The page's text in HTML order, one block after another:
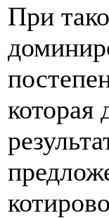
При